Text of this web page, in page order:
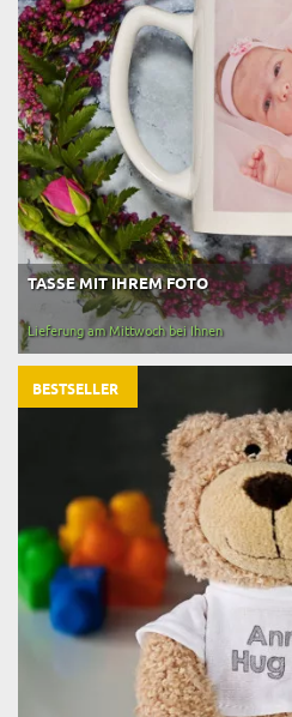
TASSE MIT IHREM FOTO
Lieferung am Mittwoch bei Ihnen
BESTSELLER